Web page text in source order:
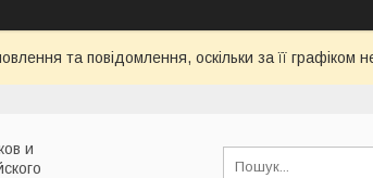
та повідомлення, оскільки за її
и